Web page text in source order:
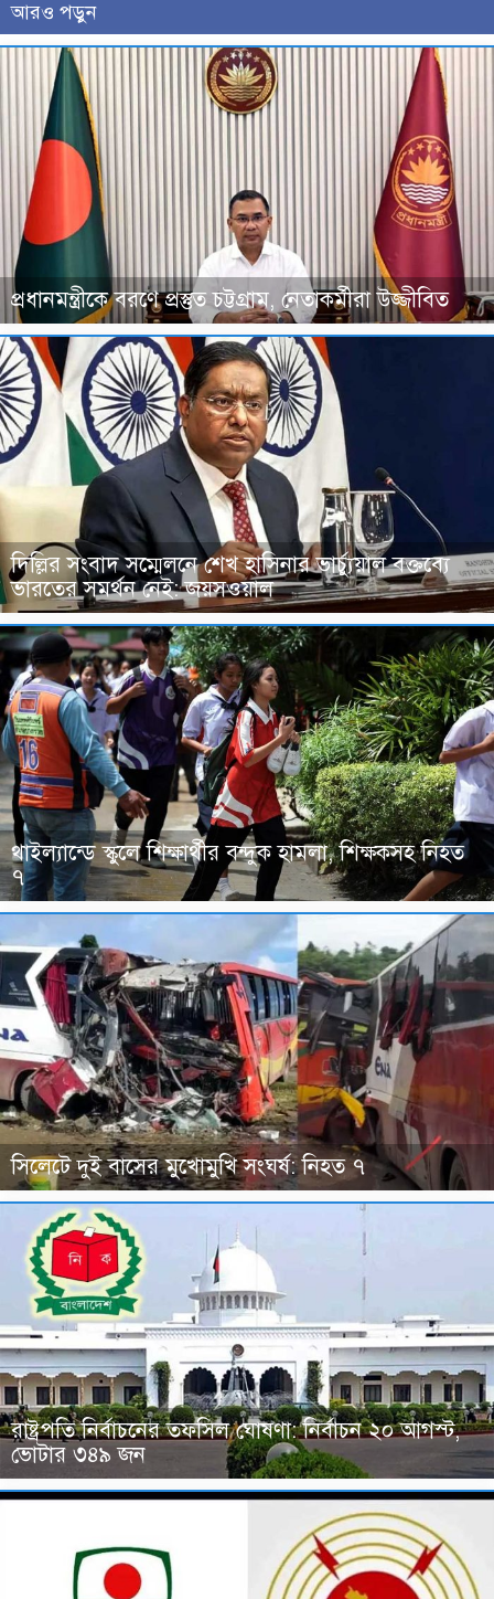
আরও পড়ুন
প্রধানমন্ত্রীকে বরণে প্রস্তুত চট্টগ্রাম, নেতাকর্মীরা উজ্জীবিত
দিল্লির সংবাদ সম্মেলনে শেখ হাসিনার ভার্চ্যুয়াল বক্তব্যে
ভারতের সমর্থন নেই: জয়সওয়াল
থাইল্যান্ডে স্কুলে শিক্ষার্থীর বন্দুক হামলা, শিক্ষকসহ নিহত
৭
সিলেটে দুই বাসের মুখোমুখি সংঘর্ষ: নিহত ৭
রাষ্ট্রপতি নির্বাচনের তফসিল ঘোষণা: নির্বাচন ২০ আগস্ট,
ভোটার ৩৪৯ জন